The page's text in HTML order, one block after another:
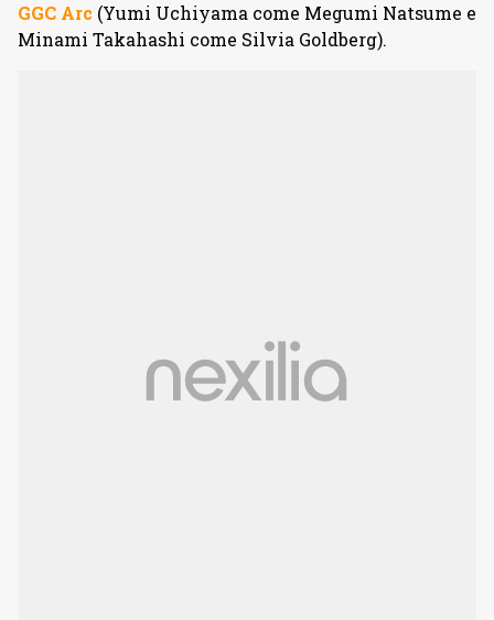
GGC Arc (Yumi Uchiyama come Megumi Natsume e
Minami Takahashi come Silvia Goldberg).